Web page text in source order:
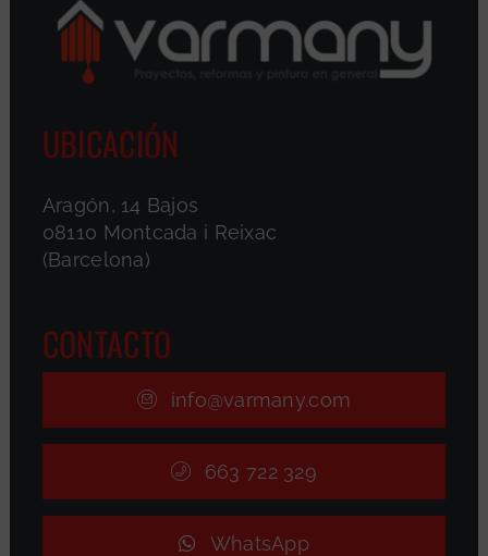
UBICACIÓN
Aragón, 14 Bajos
08110 Montcada i Reixac
(Barcelona)
CONTACTO
info@varmany.com
663 722 329
WhatsApp